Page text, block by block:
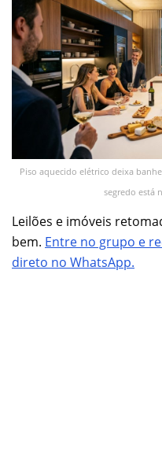
Piso aquecido elétrico deixa
segredo está
Leilões e imóveis
bem. Entre no grupo e
direto no WhatsApp.